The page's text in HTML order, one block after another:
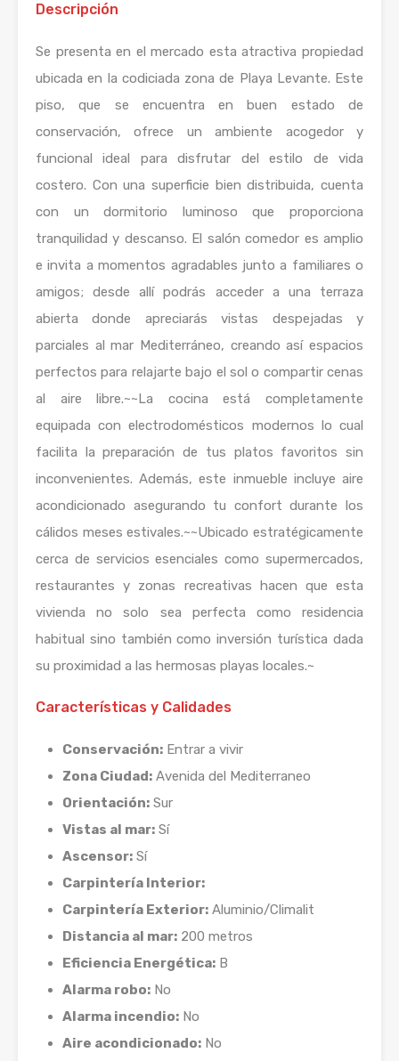
Descripción
Se presenta en el mercado esta atractiva propiedad
ubicada en la codiciada zona de Playa Levante. Este
piso, que se encuentra en buen estado de
conservación, ofrece un ambiente acogedor y
funcional ideal para disfrutar del estilo de vida
costero. Con una superficie bien distribuida, cuenta
con un dormitorio luminoso que proporciona
tranquilidad y descanso. El salón comedor es amplio
e invita a momentos agradables junto a familiares o
amigos; desde allí podrás acceder a una terraza
abierta donde apreciarás vistas despejadas y
parciales al mar Mediterráneo, creando así espacios
perfectos para relajarte bajo el sol o compartir cenas
al aire libre.~~La cocina está completamente
equipada con electrodomésticos modernos lo cual
facilita la preparación de tus platos favoritos sin
inconvenientes. Además, este inmueble incluye aire
acondicionado asegurando tu confort durante los
cálidos meses estivales.~~Ubicado estratégicamente
cerca de servicios esenciales como supermercados,
restaurantes y zonas recreativas hacen que esta
vivienda no solo sea perfecta como residencia
habitual sino también como inversión turística dada
su proximidad a las hermosas playas locales.~
Características y Calidades
Conservación: Entrar a vivir
Zona Ciudad: Avenida del Mediterraneo
Orientación: Sur
Vistas al mar: Sí
Ascensor: Sí
Carpintería Interior:
Carpintería Exterior: Aluminio/Climalit
Distancia al mar: 200 metros
Eficiencia Energética: B
Alarma robo: No
Alarma incendio: No
Aire acondicionado: No